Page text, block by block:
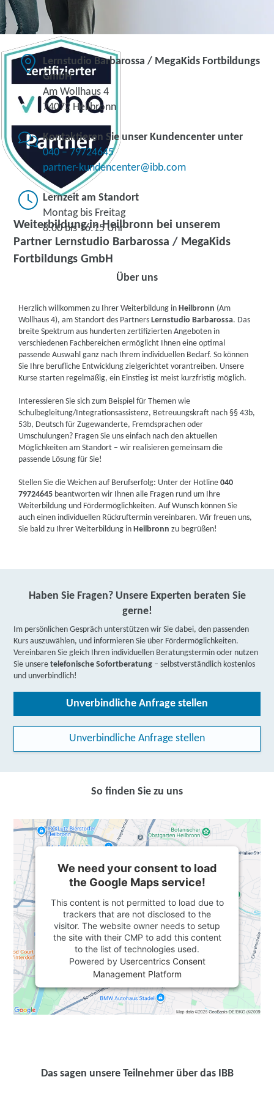
Weiterbildung in Heilbronn bei unserem
Partner Lernstudio Barbarossa / MegaKids
Fortbildungs GmbH
Lernstudio Barbarossa / MegaKids Fortbildungs
GmbH
Am Wollhaus 4
74072 Heilbronn
Kontaktieren Sie unser Kundencenter unter
040 – 79724645
partner-kundencenter@ibb.com
Lernzeit am Standort
Montag bis Freitag
8.00 bis 16.15 Uhr
Über uns
Herzlich willkommen zu Ihrer Weiterbildung inHeilbronn (Am
Wollhaus 4), am Standort des PartnersLernstudio Barbarossa. Das
breite Spektrum aus hunderten zertifizierten Angeboten in
verschiedenen Fachbereichen ermöglicht Ihnen eine optimal
passende Auswahl ganz nach Ihrem individuellen Bedarf. So können
Sie Ihre berufliche Entwicklung zielgerichtet vorantreiben. Unsere
Kurse starten regelmäßig, ein Einstieg ist meist kurzfristig möglich.
Interessieren Sie sich zum Beispiel für Themen wie
Schulbegleitung/Integrationsassistenz, Betreuungskraft nach §§ 43b,
53b, Deutsch für Zugewanderte, Fremdsprachen oder
Umschulungen? Fragen Sie uns einfach nach den aktuellen
Möglichkeiten am Standort – wir realisieren gemeinsam die
passende Lösung für Sie!
Stellen Sie die Weichen auf Berufserfolg: Unter der Hotline040
79724645 beantworten wir Ihnen alle Fragen rund um Ihre
Weiterbildung und Fördermöglichkeiten. Auf Wunsch können Sie
auch einen individuellen Rückruftermin vereinbaren. Wir freuen uns,
Sie bald zu Ihrer Weiterbildung inHeilbronn zu begrüßen!
Haben Sie Fragen? Unsere Experten beraten Sie
gerne!
Im persönlichen Gespräch unterstützen wir Sie dabei, den passenden
Kurs auszuwählen, und informieren Sie über Fördermöglichkeiten.
Vereinbaren Sie gleich Ihren individuellen Beratungstermin oder nutzen
Sie unseretelefonische Sofortberatung – selbstverständlich kostenlos
und unverbindlich!
Unverbindliche Anfrage stellen
Unverbindliche Anfrage stellen
So finden Sie zu uns
We need your consent to load
the Google Maps service!
This content is not permitted to load due to
trackers that are not disclosed to the
visitor. The website owner needs to setup
the site with their CMP to add this content
to the list of technologies used.
Powered by Usercentrics Consent
Management Platform
Das sagen unsere Teilnehmer über das IBB